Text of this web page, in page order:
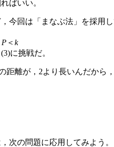
ばいい。
今回は「まなぶ法」を採用
P ＜ k
に挑戦だ。
距離が，2より長いんだから，
次の問題に応用してみよう。